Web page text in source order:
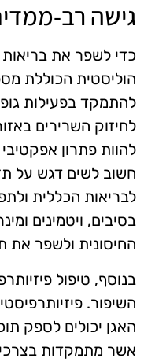
גישה רב-
כדי לשפר את
הוליסטית הכוללת
להתמקד בפעילות
לחיזוק השרירים
להוות פתרון
חשוב לשים דגש על
לבריאות הכללית
בסיבים, ויטמינים
החיסונית ולשפר את
בנוסף, טיפול
השיפור.
האגן יכולים לספק
אשר מתמקדות